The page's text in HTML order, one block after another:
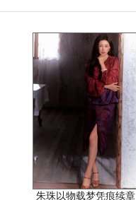
朱珠以物载梦凭痕续章